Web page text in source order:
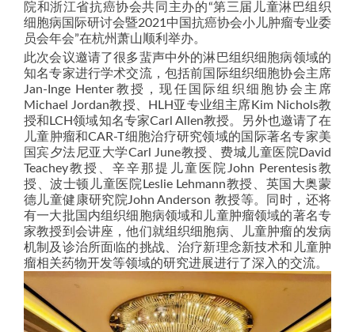
院和浙江省抗癌协会共同主办的“第三届儿童淋巴组织
细胞病国际研讨会暨2021中国抗癌协会小儿肿瘤专业委
员会年会”在杭州萧山顺利举办。
此次会议邀请了很多蜚声中外的淋巴组织细胞病领域的
知名专家进行学术交流，包括前国际组织细胞协会主席
Jan-Inge Henter教授，现任国际组织细胞协会主席
Michael Jordan教授、HLH亚专业组主席Kim Nichols教
授和LCH领域知名专家Carl Allen教授。另外也邀请了在
儿童肿瘤和CAR-T细胞治疗研究领域的国际著名专家美
国宾夕法尼亚大学Carl June教授、费城儿童医院David
Teachey教授、辛辛那提儿童医院John Perentesis教
授、波士顿儿童医院Leslie Lehmann教授、英国大奥蒙
德儿童健康研究院John Anderson 教授等。同时，还将
有一大批国内组织细胞病领域和儿童肿瘤领域的著名专
家教授到会讲座，他们就组织细胞病、儿童肿瘤的发病
机制及诊治所面临的挑战、治疗新理念新技术和儿童肿
瘤相关药物开发等领域的研究进展进行了深入的交流。